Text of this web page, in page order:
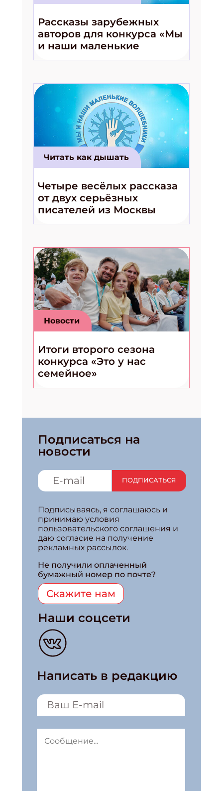
Рассказы зарубежных
авторов для конкурса «Мы
и наши маленькие
волшебники!»
Читать как дышать
Четыре весёлых рассказа
от двух серьёзных
писателей из Москвы
Новости
Итоги второго сезона
конкурса «Это у нас
семейное»
Подписаться на
новости
ПОДПИСАТЬСЯ
Подписываясь, я соглашаюсь и
принимаю условия
пользовательского соглашения и
даю согласие на получение
рекламных рассылок.
Не получили оплаченный
бумажный номер по почте?
Скажите нам
Наши соцсети
Написать в редакцию